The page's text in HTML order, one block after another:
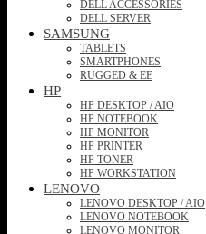
DELL ACCESSORIES
DELL SERVER
SAMSUNG
TABLETS
SMARTPHONES
RUGGED & EE
HP
HP DESKTOP / AIO
HP NOTEBOOK
HP MONITOR
HP PRINTER
HP TONER
HP WORKSTATION
LENOVO
LENOVO DESKTOP / AIO
LENOVO NOTEBOOK
LENOVO MONITOR